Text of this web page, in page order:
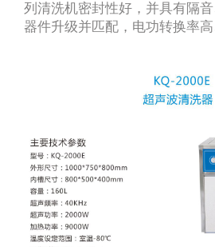
列清洗机密封性好，并具有隔
器件升级并匹配，电功转换率